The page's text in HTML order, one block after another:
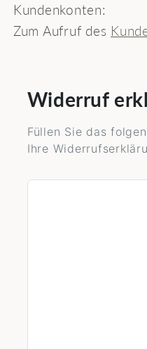
Kundenkonten:
Zum Aufruf des
Widerruf
Füllen Sie das
Ihre